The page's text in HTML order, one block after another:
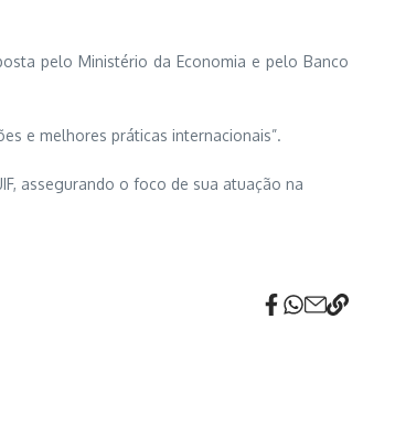
pelo Ministério da Economia e pelo Banco
e melhores práticas internacionais”.
assegurando o foco de sua atuação na